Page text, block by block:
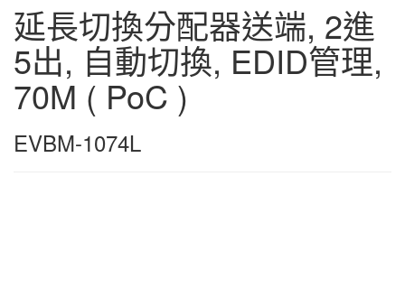
延長切換分配器送端, 2進
5出, 自動切換, EDID管理,
70M ( PoC )
EVBM-1074L